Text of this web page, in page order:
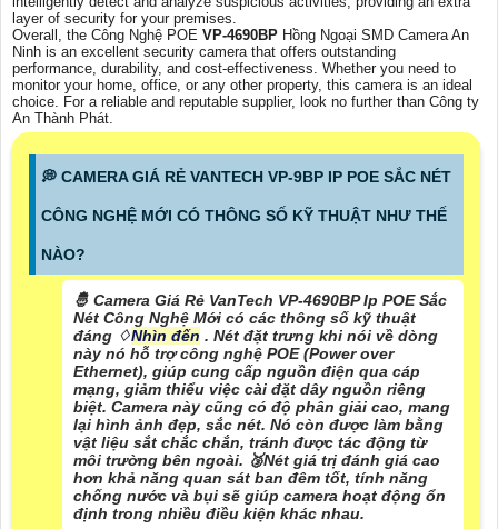
layer of security for your premises.
Overall, the Công Nghệ POE VP-4690BP Hồng Ngoại SMD Camera An
Ninh is an excellent security camera that offers outstanding
performance, durability, and cost-effectiveness. Whether you need to
monitor your home, office, or any other property, this camera is an ideal
choice. For a reliable and reputable supplier, look no further than Công ty
An Thành Phát.
️💭 CAMERA GIÁ RẺ VANTECH VP-9BP IP POE SẮC NÉT
CÔNG NGHỆ MỚI CÓ THÔNG SỐ KỸ THUẬT NHƯ THẾ
NÀO?
🤴 Camera Giá Rẻ VanTech VP-4690BP Ip POE Sắc
Nét Công Nghệ Mới có các thông số kỹ thuật
đáng ♢Nhìn đến . Nét đặt trưng khi nói về dòng
này nó hỗ trợ công nghệ POE (Power over
Ethernet), giúp cung cấp nguồn điện qua cáp
mạng, giảm thiểu việc cài đặt dây nguồn riêng
biệt. Camera này cũng có độ phân giải cao, mang
lại hình ảnh đẹp, sắc nét. Nó còn được làm bằng
vật liệu sắt chắc chắn, tránh được tác động từ
môi trường bên ngoài. 🥉Nét giá trị đánh giá cao
hơn khả năng quan sát ban đêm tốt, tính năng
chống nước và bụi sẽ giúp camera hoạt động ổn
định trong nhiều điều kiện khác nhau.